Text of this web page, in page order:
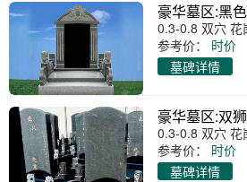
豪华墓区:黑
0.3-0.8 双穴 花
参考价：
时价
墓碑详情
豪华墓区:双
0.3-0.8 双穴 花
参考价：
时价
墓碑详情